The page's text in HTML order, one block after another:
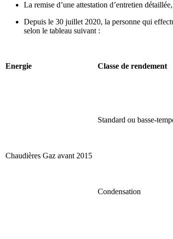
La remise d’une attestation d’entretien
Depuis le 30 juillet 2020, la personne qui
selon le tableau suivant :
Energie Classe de rendement
Chaudières Gaz avant 2015
Standard ou basse-
Condensation